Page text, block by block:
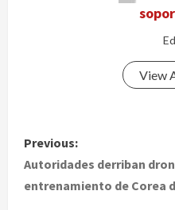
View
P
o
Previous:
Autoridades derriban
entrenamiento de Corea